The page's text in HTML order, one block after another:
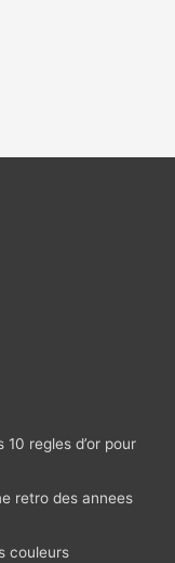
regles d’or pour
retro des annees
couleurs